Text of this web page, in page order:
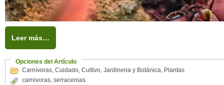
Leer más…
Opciones del Artículo
Carnívoras, Cuidado, Cultivo, Jardineria y Botánica, Plantas
carnivoras, serracenias